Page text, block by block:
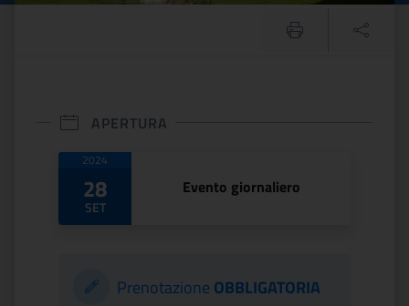
APERTURA
Date di apertura
2024
28
SET
Evento giornaliero
Prenotazione OBBLIGATORIA